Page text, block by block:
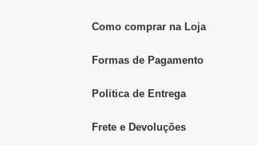
Como comprar na Loja
Formas de Pagamento
Politica de Entrega
Frete e Devoluções